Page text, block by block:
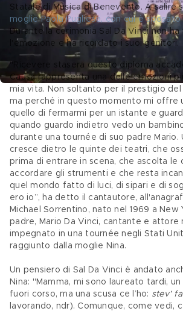
Statale di Musica di Benevento. A salire
moglie Paola Pugliese, con cui è sposato
Durante la cerimonia Sal Da Vinci non
l'emozione e ha ricordato i suoi genitori.
"Ricevere stasera questo diploma
Causa rappresenta una delle emozioni
mia vita. Non soltanto per il prestigio del
ma perché in questo momento mi offre
quello di fermarmi per un istante e
quando guardo indietro vedo un
durante una tournée di suo padre Mario.
cresce dietro le quinte dei teatri, che
prima di entrare in scena, che ascolta le
accordare gli strumenti e che resta
quel mondo fatto di luci, di sipari e di
ero io”, ha detto il cantautore,
Michael Sorrentino, nato nel 1969 a New
padre, Mario Da Vinci, cantante e attore
impegnato in una tournée negli Stati
raggiunto dalla moglie Nina.
Un pensiero di Sal Da Vinci è andato
Nina: "Mamma, mi sono laureato tardi,
fuori corso, ma una scusa ce l’ho: stev’
lavorando, ndr). Comunque, come vedi,